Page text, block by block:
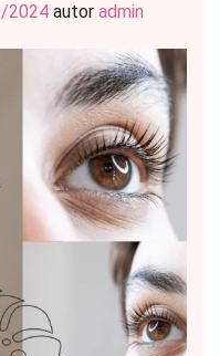
2024 autor admin